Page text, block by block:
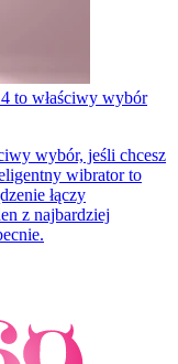
to właściwy wybór
wybór, jeśli chcesz
wibrator to
łączy
z najbardziej